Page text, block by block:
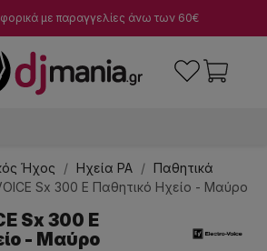
με παραγγελίες άνω των 60€
Ήχος Ηχεία PA
Παθητικά
Sx 300 E Παθητικό Ηχείο - Μαύρο
Sx 300 E
- Μαύρο